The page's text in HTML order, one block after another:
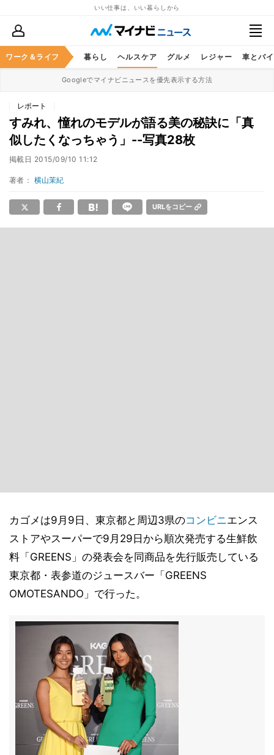
いい仕事は、いい暮らしから
ワーク＆ライフ
ススキル マネー 暮らし ヘルスケア グルメ レジャー 車とバ
Googleでマイナビニュースを優先表示する方法
レポート
すみれ、憧れのモデルが語る美の秘訣に「真
似したくなっちゃう」--写真28枚
掲載日 2015/09/10 11:12
著者： 横山茉紀
URLをコピー
カゴメは9月9日、東京都と周辺3県のコンビニエンス
ストアやスーパーで9月29日から順次発売する生鮮飲
料「GREENS」の発表会を同商品を先行販売している
東京都・表参道のジュースバー「GREENS
OMOTESANDO」で行った。